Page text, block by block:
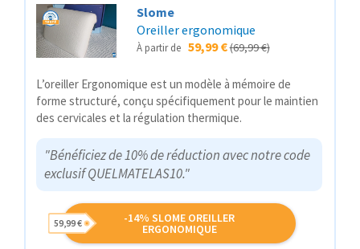
Slome
Oreiller ergonomique
À partir de 59,99 €(69,99 €)
L’oreiller Ergonomique est un modèle à mémoire de
forme structuré, conçu spécifiquement pour le maintien
des cervicales et la régulation thermique.
"Bénéficiez de 10% de réduction avec notre code
exclusif QUELMATELAS10."
-14% SLOME OREILLER
ERGONOMIQUE
59,99 €